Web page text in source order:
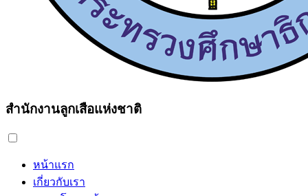
สำนักงานลูกเสือแห่งชาติ
หน้าแรก
เกี่ยวกับเรา